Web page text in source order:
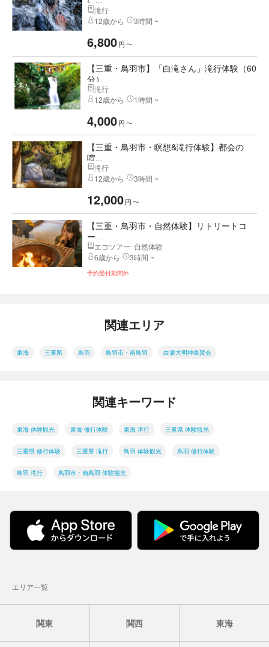
滝行
12歳から
3時間 ~
6,800円 〜
【三重・鳥羽市】「白滝さん」滝行体験（60
分）
滝行
12歳から
1時間 ~
4,000円 〜
【三重・鳥羽市・瞑想&滝行体験】都会の
喧...
滝行
12歳から
3時間 ~
12,000円 〜
【三重・鳥羽市・自然体験】リトリートコ
ー...
エコツアー･自然体験
6歳から
3時間 ~
予約受付期間外
関連エリア
東海 三重県 鳥羽 鳥羽市・南鳥羽 白瀧大明神奉賛会
関連キーワード
東海 体験観光 東海 修行体験 東海 滝行 三重県 体験観光
三重県 修行体験 三重県 滝行 鳥羽 体験観光 鳥羽 修行体験
鳥羽 滝行 鳥羽市・南鳥羽 体験観光
エリア一覧
関東 関西 東海